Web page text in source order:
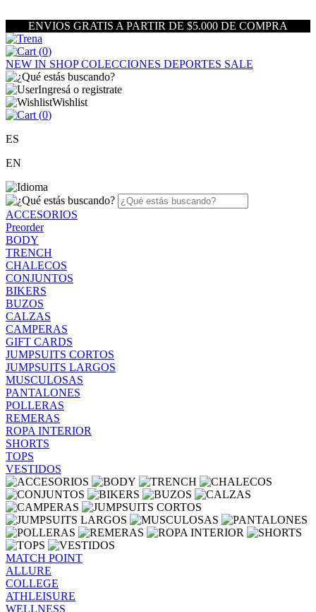
ENVIOS GRATIS A PARTIR DE $5.000 DE COMPRA
(0)
NEW IN SHOPCOLECCIONES DEPORTES SALE
Ingresá o registrate
Wishlist
(0)
ES
EN
ACCESORIOS
Preorder
BODY
TRENCH
CHALECOS
CONJUNTOS
BIKERS
BUZOS
CALZAS
CAMPERAS
GIFT CARDS
JUMPSUITS CORTOS
JUMPSUITS LARGOS
MUSCULOSAS
PANTALONES
POLLERAS
REMERAS
ROPA INTERIOR
SHORTS
TOPS
VESTIDOS
MATCH POINT
ALLURE
COLLEGE
ATHLEISURE
WELLNESS